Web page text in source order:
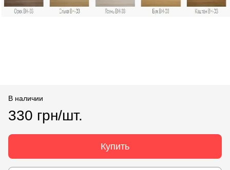
В наличии
330 грн/шт.
Купить